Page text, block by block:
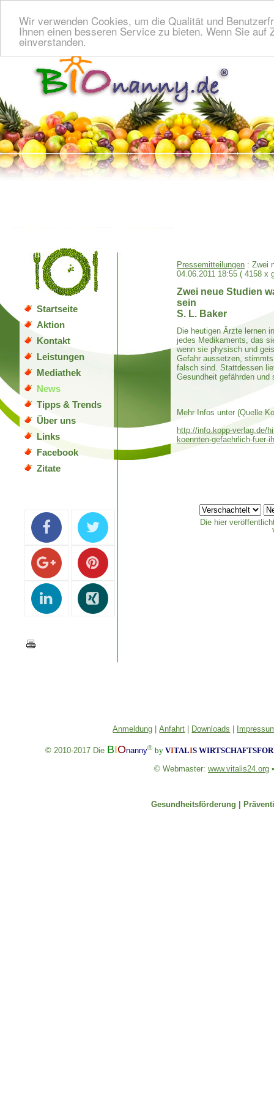
Wir verwenden Cookies, um die Qualität und
Ihnen einen besseren Service zu bieten. Wenn Sie
einverstanden.
Startseite
Aktion
Kontakt
Leistungen
Mediathek
News
Tipps & Trends
Über uns
Links
Facebook
Zitate
Pressemitteilungen : Zwei
04.06.2011 18:55 ( 4158 x
Zwei neue Studien
sein
S. L. Baker
Die heutigen Ärzte lernen
jedes Medikaments, das
wenn sie physisch und
Gefahr aussetzen,
falsch sind. Stattdessen
Gesundheit gefährden und
Mehr Infos unter (Quelle
http://info.kopp-verlag.de/
koennten-gefaehrlich-fuer-
Die hier
Anmeldung |Anfahrt | Downloads |
© 2010-2017 Die BIOnanny® by VITALIS
© Webmaster: www.vitalis24.org
Gesundheitsförderung |